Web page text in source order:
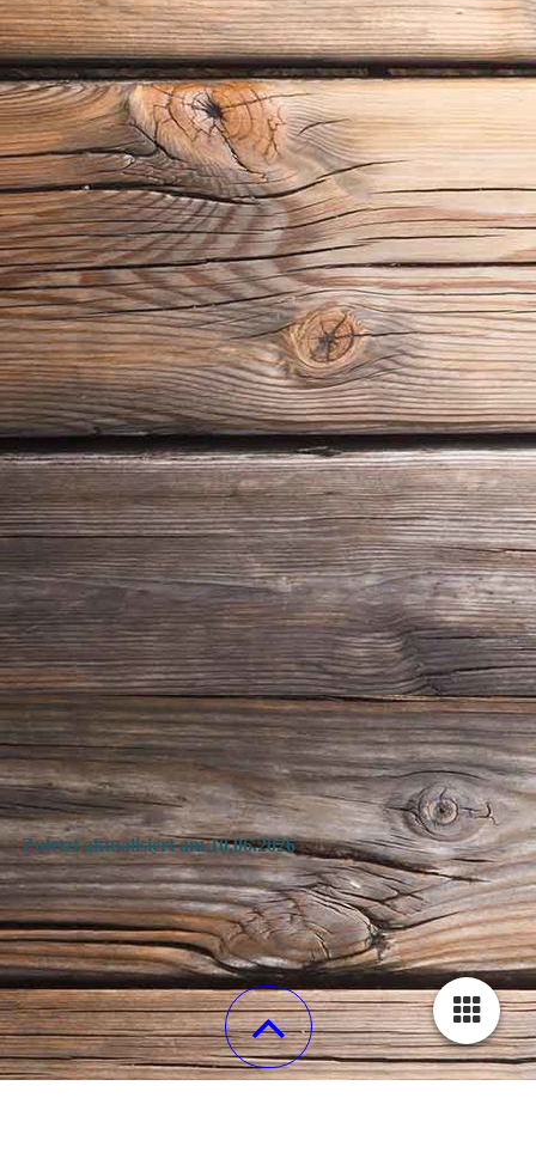
Zuletzt aktualisiertam 10.06.2026